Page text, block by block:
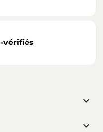
vérifiés

